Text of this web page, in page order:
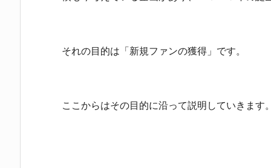
それの目的は「新規ファンの獲得」です。
ここからはその目的に沿って説明していきます